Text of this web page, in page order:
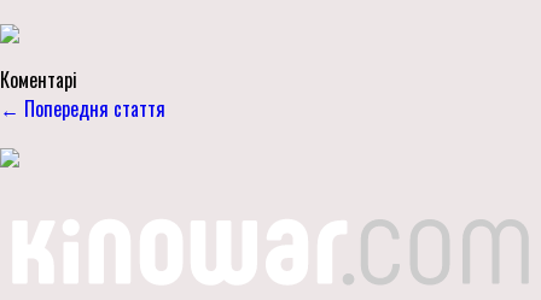
Коментарі
← Попередня стаття